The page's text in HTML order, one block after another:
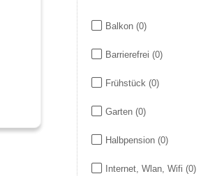
Balkon (0)
Barrierefrei (0)
Frühstück (0)
Garten (0)
Halbpension (0)
Internet, Wlan, Wifi (0)